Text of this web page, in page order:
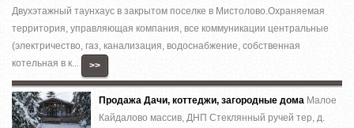
Двухэтажный таунхаус в закрытом поселке в Мистолово.Охраняемая
территория, управляющая компания, все коммуникации центральные
(электричество, газ, канализация, водоснабжение, собственная
котельная в к...
>>
Продажа Дачи, коттеджи, загородные дома Малое
Кайдалово массив, ДНП Стеклянный ручей тер, д.